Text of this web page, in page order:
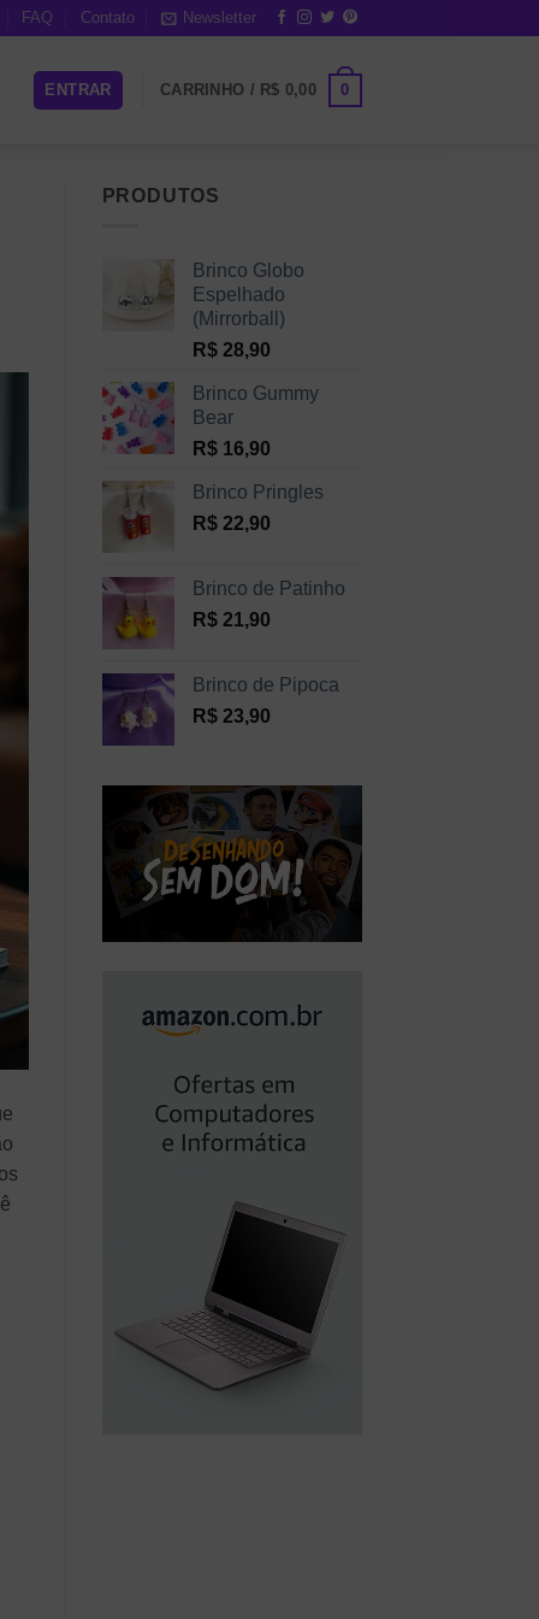
FAQ Contato Newsletter
ENTRAR CARRINHO / R$ 0,00 0
PRODUTOS
Brinco Globo
Espelhado
(Mirrorball)
R$28,90
Brinco Gummy
Bear
R$16,90
Brinco Pringles
R$22,90
Brinco de Patinho
R$21,90
Brinco de Pipoca
R$23,90